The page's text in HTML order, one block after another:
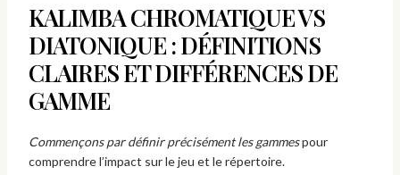
KALIMBA CHROMATIQUE VS
DIATONIQUE : DÉFINITIONS
CLAIRES ET DIFFÉRENCES DE
GAMME
Commençons par définir précisément les gammespour
comprendre l’impact sur le jeu et le répertoire.